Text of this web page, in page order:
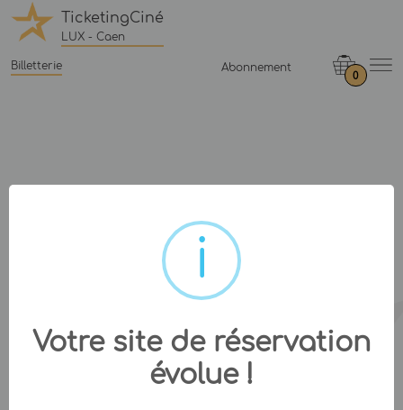
TicketingCiné
LUX - Caen
Billetterie Abonnement
0
Votre site de réservation
évolue !